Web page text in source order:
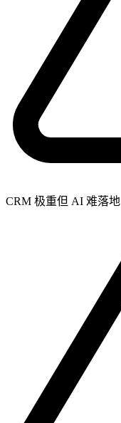
CRM 极重但 AI 难落地